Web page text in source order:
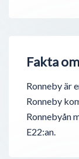
Fakta
Ronneby är
Ronneby
Ronnebyån
E22:an.